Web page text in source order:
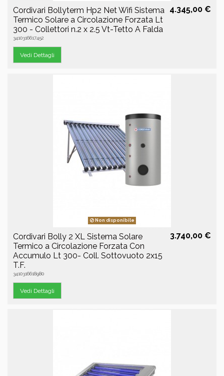
Cordivari Bollyterm Hp2 Net Wifi Sistema
Termico Solare a Circolazione Forzata Lt
300 - Collettori n.2 x 2.5 Vt-Tetto A Falda
3410316617452
4.345,00 €
Vedi Dettagli
Non disponibile
Cordivari Bolly 2 XL Sistema Solare
Termico a Circolazione Forzata Con
Accumulo Lt 300- Coll. Sottovuoto 2x15
T.F.
3410316618980
3.740,00 €
Vedi Dettagli